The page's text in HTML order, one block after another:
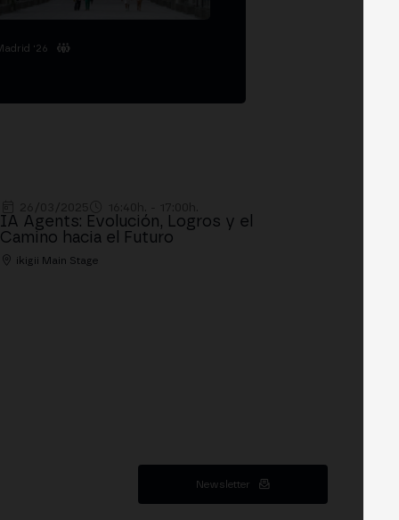
'26
IA Agents: Evolución, Logros y el
Camino hacia el Futuro
ikigii Main Stage
Newsletter